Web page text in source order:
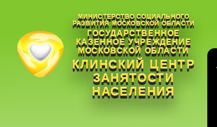
МИНИСТЕРСТВО СОЦИАЛЬНОГО
РАЗВИТИЯ МОСКОВСКОЙ ОБЛАСТИ
ГОСУДАРСТВЕННОЕ
КАЗЕННОЕ УЧРЕЖДЕНИЕ
МОСКОВСКОЙ ОБЛАСТИ
КЛИНСКИЙ ЦЕНТР
ЗАНЯТОСТИ
НАСЕЛЕНИЯ